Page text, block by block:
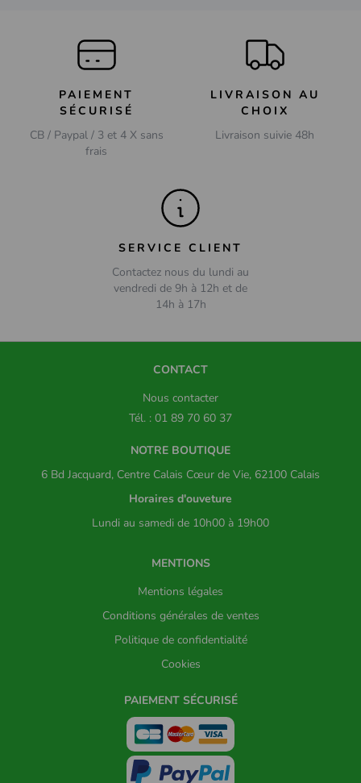
PAIEMENT
SÉCURISÉ
CB / Paypal / 3 et 4 X sans
frais
LIVRAISON AU
CHOIX
Livraison suivie 48h
SERVICE CLIENT
Contactez nous du lundi au
vendredi de 9h à 12h et de
14h à 17h
CONTACT
Nous contacter
Tél. : 01 89 70 60 37
NOTRE BOUTIQUE
6 Bd Jacquard, Centre Calais Cœur de Vie, 62100 Calais
Horaires d'ouveture
Lundi au samedi de 10h00 à 19h00
MENTIONS
Mentions légales
Conditions générales de ventes
Politique de confidentialité
Cookies
PAIEMENT SÉCURISÉ